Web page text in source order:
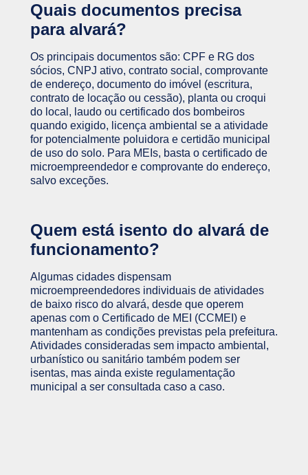
Quais documentos precisa
para alvará?
Os principais documentos são: CPF e RG dos
sócios, CNPJ ativo, contrato social, comprovante
de endereço, documento do imóvel (escritura,
contrato de locação ou cessão), planta ou croqui
do local, laudo ou certificado dos bombeiros
quando exigido, licença ambiental se a atividade
for potencialmente poluidora e certidão municipal
de uso do solo. Para MEIs, basta o certificado de
microempreendedor e comprovante do endereço,
salvo exceções.
Quem está isento do alvará de
funcionamento?
Algumas cidades dispensam
microempreendedores individuais de atividades
de baixo risco do alvará, desde que operem
apenas com o Certificado de MEI (CCMEI) e
mantenham as condições previstas pela prefeitura.
Atividades consideradas sem impacto ambiental,
urbanístico ou sanitário também podem ser
isentas, mas ainda existe regulamentação
municipal a ser consultada caso a caso.